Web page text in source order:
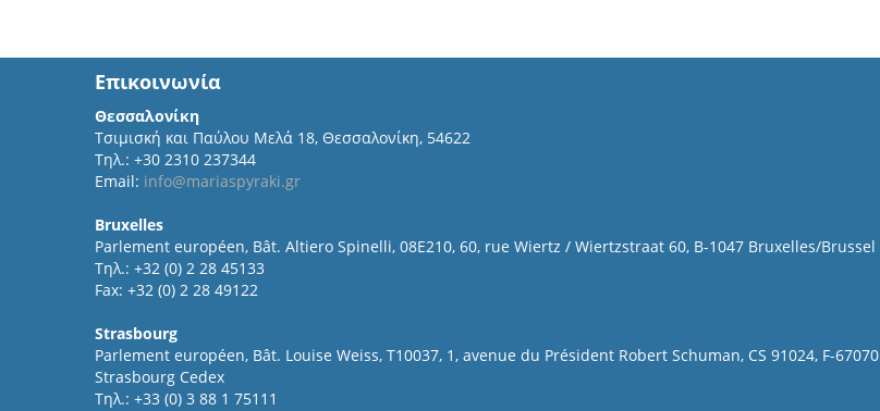
Επικοινωνία
Θεσσαλονίκη
Τσιμισκή και Παύλου Μελά 18, Θεσσαλονίκη, 54622
Τηλ.: +30 2310 237344
Email: info@mariaspyraki.gr
Bruxelles
Parlement européen, Bât. Altiero Spinelli, 08E210, 60, rue Wiertz / Wiertzstraat 60, B-1047 Bruxelles/Brussel
Τηλ.: +32 (0) 2 28 45133
Fax: +32 (0) 2 28 49122
Strasbourg
Parlement européen, Bât. Louise Weiss, T10037, 1, avenue du Président Robert Schuman, CS 91024, F-67070
Strasbourg Cedex
Τηλ.: +33 (0) 3 88 1 75111